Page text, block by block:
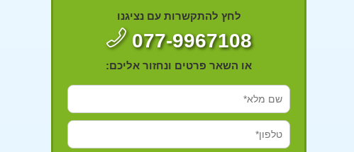
לחץ להתקשרות עם נציגנו
077-9967108
או השאר פרטים ונחזור אליכם: